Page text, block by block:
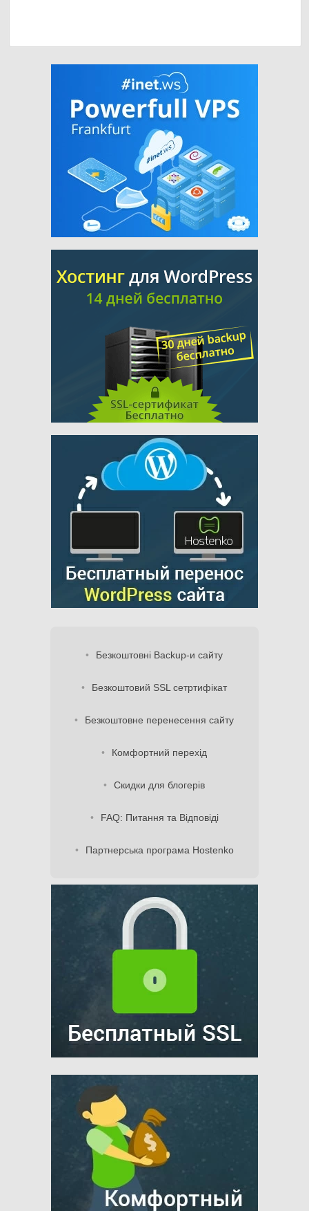
Безкоштовні Backup-и сайту
Безкоштовий SSL сетртифікат
Безкоштовне перенесення сайту
Комфортний перехід
Скидки для блогерів
FAQ: Питання та Відповіді
Партнерська програма Hostenko